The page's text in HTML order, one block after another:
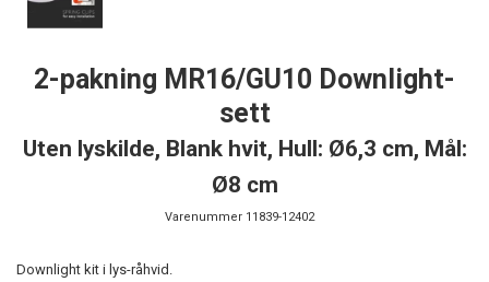
2-pakning MR16/GU10 Downlight-
sett
Uten lyskilde, Blank hvit, Hull: Ø6,3 cm, Mål:
Ø8 cm
Varenummer 11839-12402
Downlight kit i lys-råhvid.